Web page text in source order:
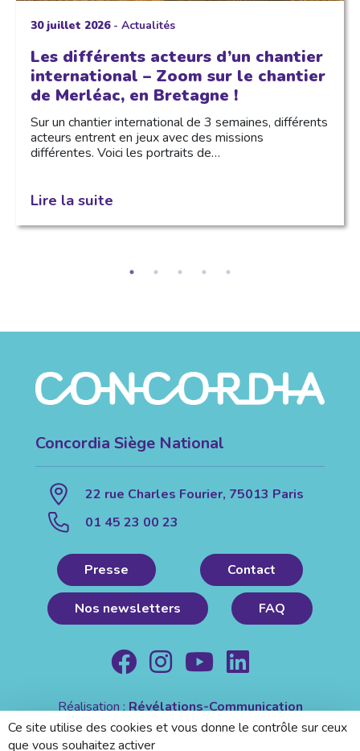
30 juillet 2026- Actualités
Les différents acteurs d’un chantier
international – Zoom sur le chantier
de Merléac, en Bretagne !
Sur un chantier international de 3 semaines, différents
acteurs entrent en jeux avec des missions
différentes. Voici les portraits de…
Lire la suite
Concordia Siège National
22 rue Charles Fourier, 75013 Paris
01 45 23 00 23
Presse Contact
Nos newsletters FAQ
Réalisation :Révélations-Communication
Mentions légales| Politique de confidentialité
Ce site utilise des cookies et vous donne le contrôle sur ceux
que vous souhaitez activer